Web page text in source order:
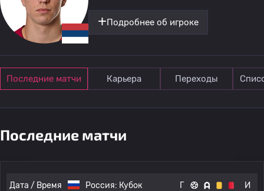
Подробнее об игроке
Последние матчи Карьера Переходы
Последние матчи
Дата / Время Россия: Кубок Г И